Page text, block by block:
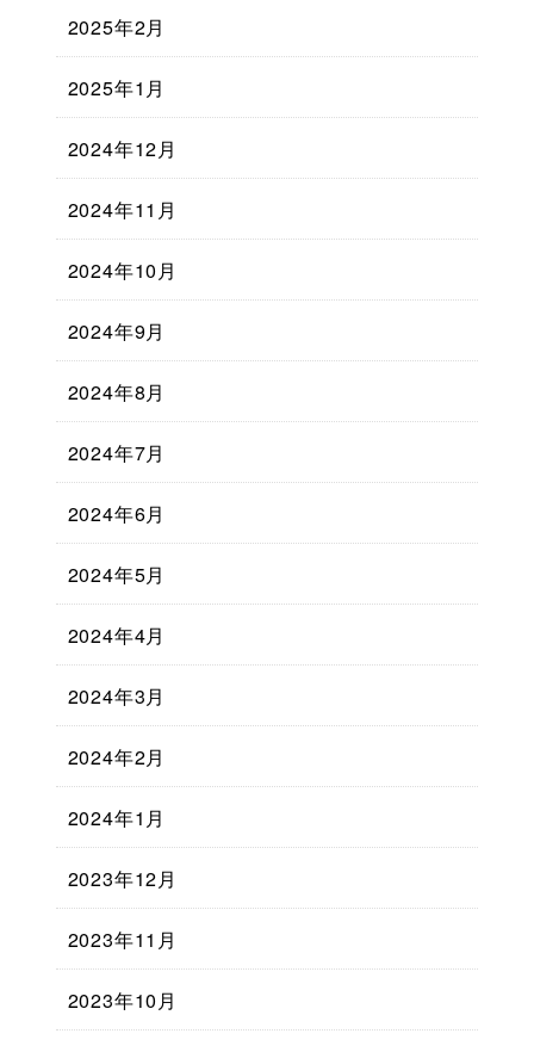
2025年2月
2025年1月
2024年12月
2024年11月
2024年10月
2024年9月
2024年8月
2024年7月
2024年6月
2024年5月
2024年4月
2024年3月
2024年2月
2024年1月
2023年12月
2023年11月
2023年10月